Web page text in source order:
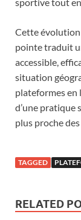
sportive tout
Cette
pointe traduit
accessible,
situation
plateformes en
d’une pratique
plus proche
TAGGED
RELATED